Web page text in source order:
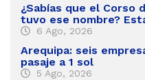
¿Sabías que el Corso
tuvo ese nombre?
6 Ago, 2026
Arequipa: seis
pasaje a 1 sol
5 Ago, 2026